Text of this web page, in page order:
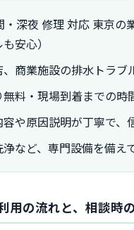
・深夜 修理 対応 東京の
安心）
商業施設の排水トラブ
無料・現場到着までの時
や原因説明が丁寧で、
など、専門設備を備え
用の流れと、相談時